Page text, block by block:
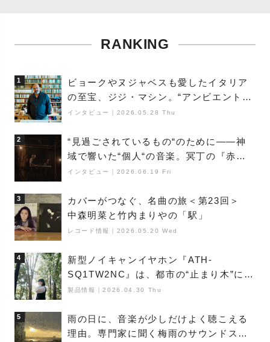
RANKING
1
ビョークやヌジャベスも愛したイタリア
の至宝、ジジ・マシン。“アンビエントの
巨匠”が明かす創作の原点と、「動き」に
インタビュー 2026.05.28 Thu
2
“見過ごされているもの“のために――神
域で響いた“個人“の音楽。冥丁の『赤城
夜神楽』をレポート
インタビュー 2026.06.19 Fri
3
カバーがつなぐ、名曲の旅＜第23回＞
中森明菜と竹内まりやの「駅」
レコード情報 2026.05.20 Wed
4
新型ノイキャンイヤホン『ATH-
SQ1TW2NC』は、都市の“止まり木”にな
り得るーシンガーソングライター浮
製品情報 ｜2026.04.30 Thu
5
雨の日に、音楽が少しだけよく聴こえる
理由。専門家に聞く梅雨のサウンドス